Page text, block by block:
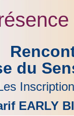
du
EARLY